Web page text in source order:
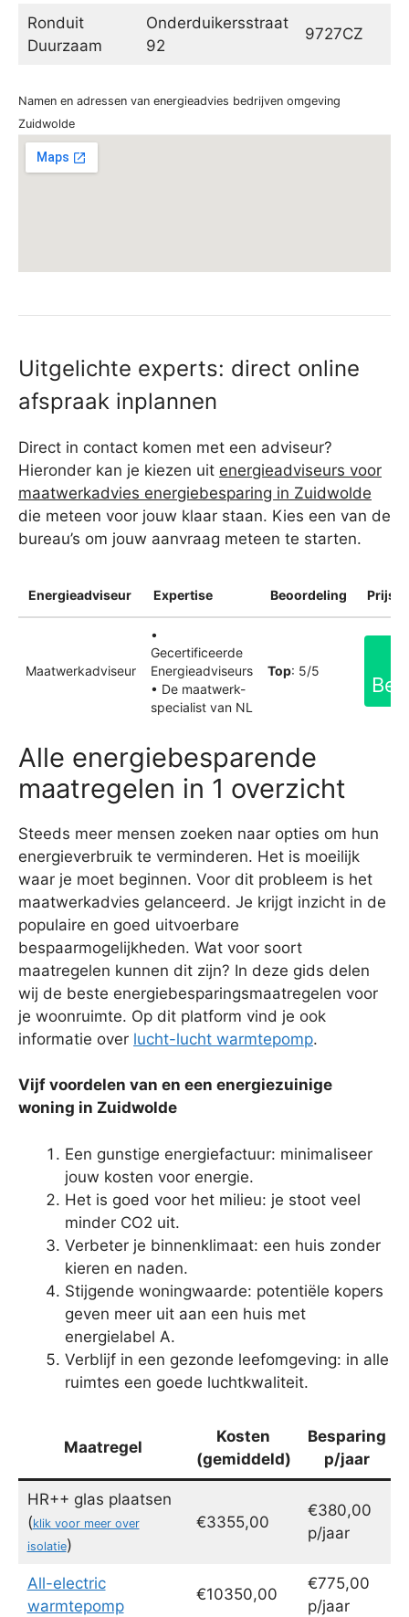
Ronduit
Duurzaam
Onderduikersstraat
92
9727CZ
Namen en adressen van energieadvies bedrijven omgeving
Zuidwolde
Uitgelichte experts: direct online
afspraak inplannen
Direct in contact komen met een adviseur?
Hieronder kan je kiezen uit energieadviseurs voor
maatwerkadvies energiebesparing in Zuidwolde
die meteen voor jouw klaar staan. Kies een van de
bureau’s om jouw aanvraag meteen te starten.
Energieadviseur Expertise Beoordeling
Maatwerkadviseur
•
Gecertificeerde
Energieadviseurs
• De maatwerk-
specialist van NL
Top: 5/5
Alle energiebesparende
maatregelen in 1 overzicht
Steeds meer mensen zoeken naar opties om hun
energieverbruik te verminderen. Het is moeilijk
waar je moet beginnen. Voor dit probleem is het
maatwerkadvies gelanceerd. Je krijgt inzicht in de
populaire en goed uitvoerbare
bespaarmogelijkheden. Wat voor soort
maatregelen kunnen dit zijn? In deze gids delen
wij de beste energiebesparingsmaatregelen voor
je woonruimte. Op dit platform vind je ook
informatie over lucht-lucht warmtepomp.
Vijf voordelen van en een energiezuinige
woning in Zuidwolde
Een gunstige energiefactuur: minimaliseer
jouw kosten voor energie.
Het is goed voor het milieu: je stoot veel
minder CO2 uit.
Verbeter je binnenklimaat: een huis zonder
kieren en naden.
Stijgende woningwaarde: potentiële kopers
geven meer uit aan een huis met
energielabel A.
Verblijf in een gezonde leefomgeving: in alle
ruimtes een goede luchtkwaliteit.
Maatregel
Kosten
(gemiddeld)
Besparing
p/jaar
HR++ glas plaatsen
(klik voor meer over
isolatie)
€3355,00
€380,00
p/jaar
All-electric
warmtepomp
€10350,00
€775,00
p/jaar